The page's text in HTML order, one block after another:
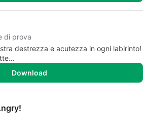
di prova
destrezza e acutezza in ogni labirinto!
Download